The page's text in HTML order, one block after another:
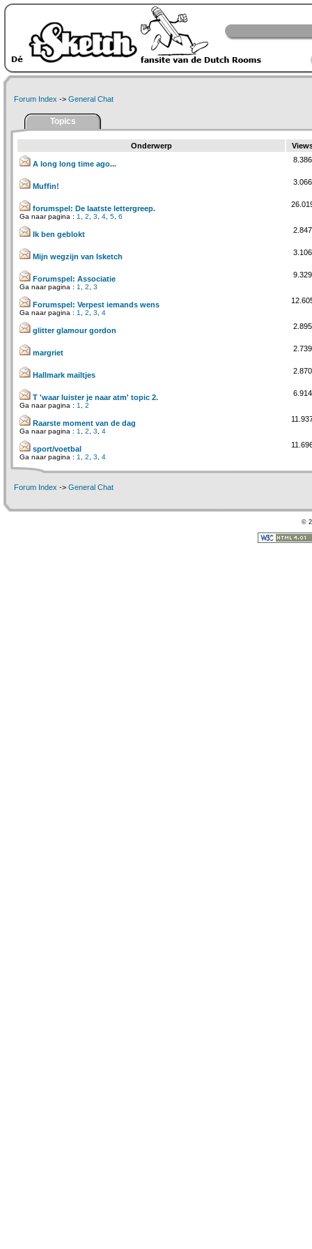
Forum Index -> General Chat
Topics
Onderwerp
A long long time ago... 8.386
Muffin! 3.066
forumspel: De laatste lettergreep.
Ga naar pagina : 1 2 3 4 5 6
Ik ben geblokt 2.847
Mijn wegzijn van Isketch 3.106
Forumspel: Associatie
Ga naar pagina : 1 2 3
9.329
Forumspel: Verpest iemands wens
Ga naar pagina : 1 2 3 4
glitter glamour gordon 2.895
margriet 2.739
Hallmark mailtjes 2.870
T 'waar luister je naar atm' topic 2.
Ga naar pagina : 1 2
6.914
Raarste moment van de dag
Ga naar pagina : 1 2 3 4
sport/voetbal
Ga naar pagina : 1 2 3 4
Forum Index -> General Chat
©